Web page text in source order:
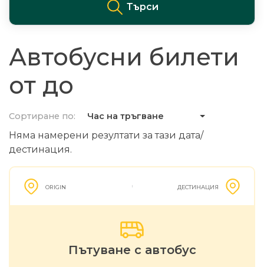
Търси
Автобусни билети
от до
Сортиране по: Час на тръгване
Няма намерени резултати за тази дата/
дестинация.
ORIGIN ДЕСТИНАЦИЯ
Пътуване с автобус